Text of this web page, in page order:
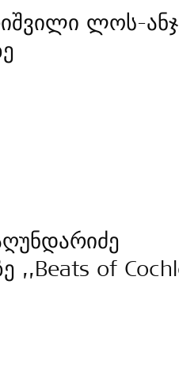
ლოს-
,,Beats of